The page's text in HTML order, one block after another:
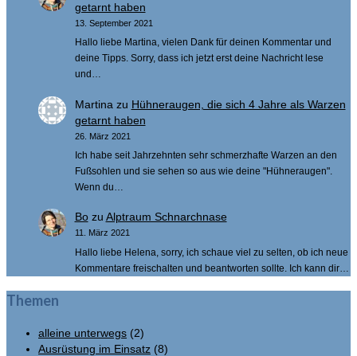
getarnt haben
13. September 2021
Hallo liebe Martina, vielen Dank für deinen Kommentar und
deine Tipps. Sorry, dass ich jetzt erst deine Nachricht lese
und…
Martina zu Hühneraugen, die sich 4 Jahre als Warzen
getarnt haben
26. März 2021
Ich habe seit Jahrzehnten sehr schmerzhafte Warzen an den
Fußsohlen und sie sehen so aus wie deine "Hühneraugen".
Wenn du…
Bozu Alptraum Schnarchnase
11. März 2021
Hallo liebe Helena, sorry, ich schaue viel zu selten, ob ich neue
Kommentare freischalten und beantworten sollte. Ich kann dir…
Themen
alleine unterwegs (2)
Ausrüstung im Einsatz (8)